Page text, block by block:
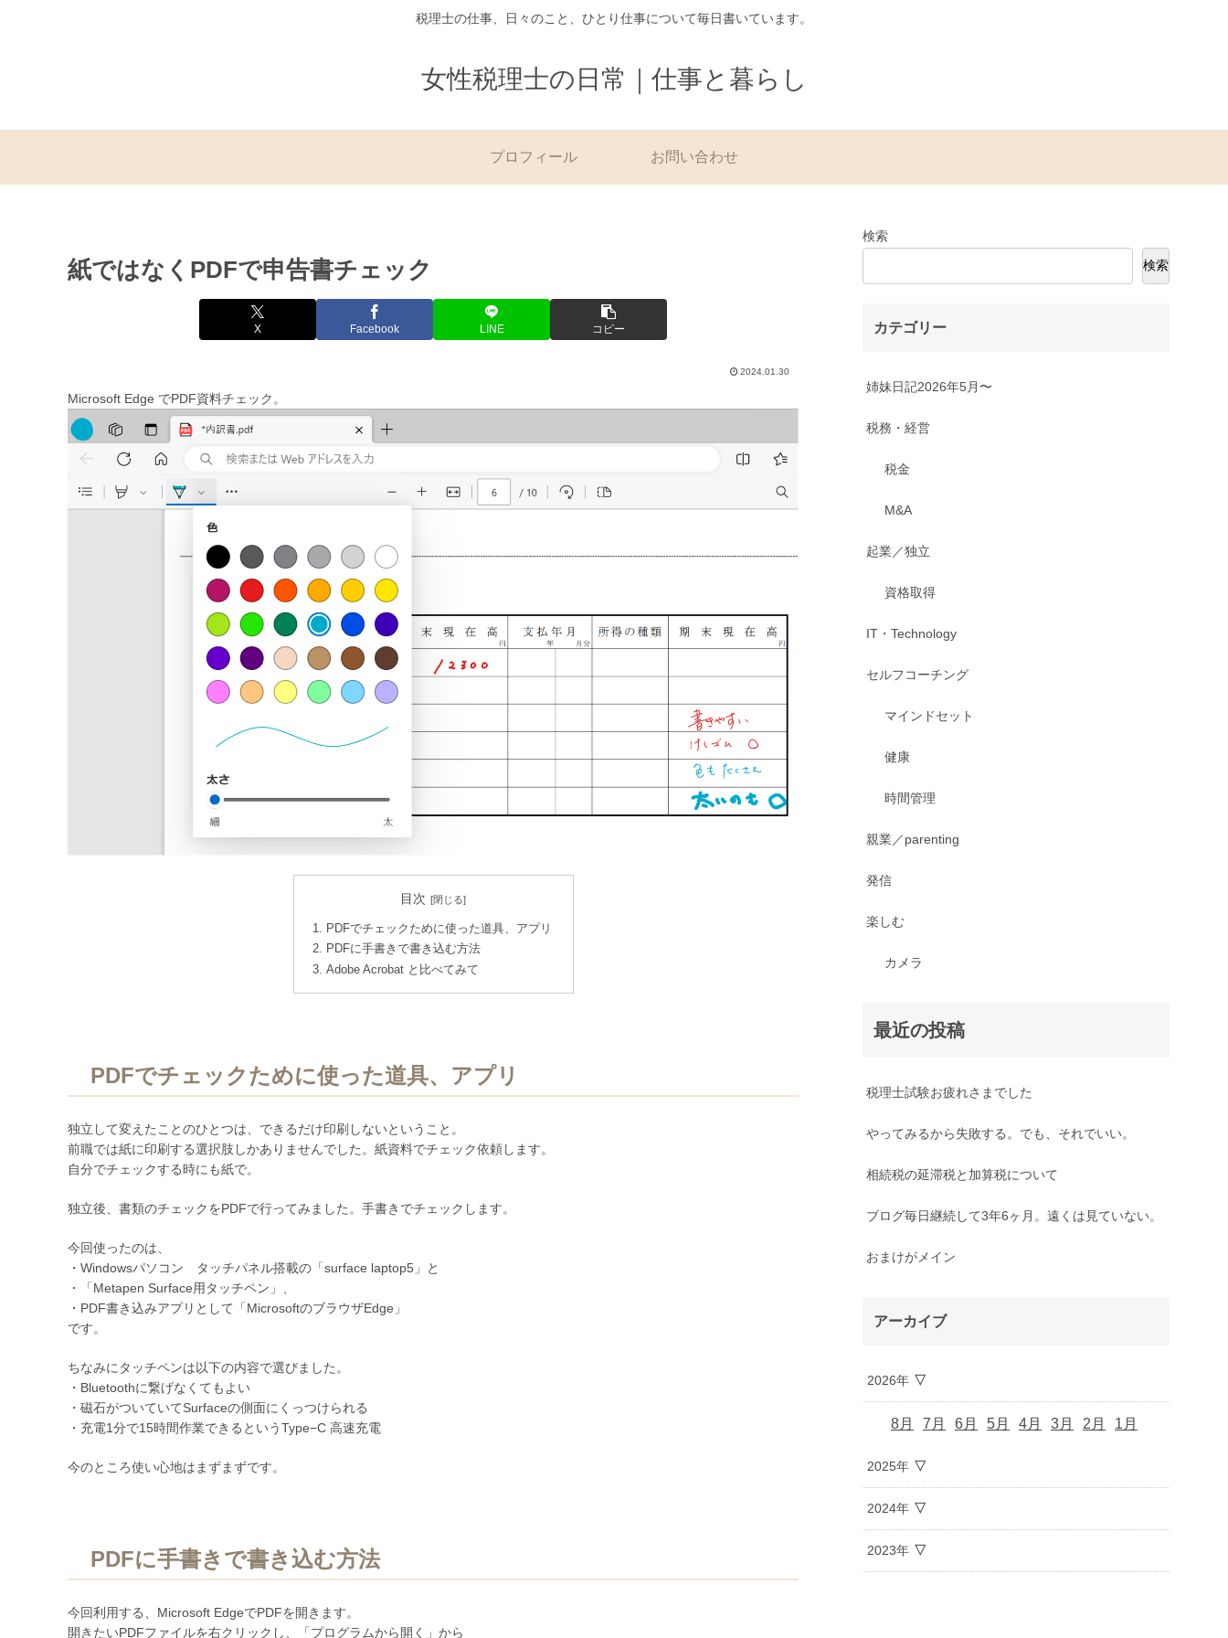
税理士の仕事、日々のこと、ひとり仕事について毎日書いています。
女性税理士の日常｜仕事と暮らし
プロフィール お問い合わせ
紙ではなくPDFで申告書チェック
X Facebook LINE コピー
2024.01.30
Microsoft Edge でPDF資料チェック。
目次
PDFでチェックために使った道具、アプリ
PDFに手書きで書き込む方法
Adobe Acrobat と比べてみて
PDFでチェックために使った道具、アプリ
独立して変えたことのひとつは、できるだけ印刷しないということ。
前職では紙に印刷する選択肢しかありませんでした。紙資料でチェック依頼します。
自分でチェックする時にも紙で。
独立後、書類のチェックをPDFで行ってみました。手書きでチェックします。
今回使ったのは、
・Windowsパソコン タッチパネル搭載の「surface laptop5」と
・「Metapen Surface用タッチペン」、
・PDF書き込みアプリとして「MicrosoftのブラウザEdge」
です。
ちなみにタッチペンは以下の内容で選びました。
・Bluetoothに繋げなくてもよい
・磁石がついていてSurfaceの側面にくっつけられる
・充電1分で15時間作業できるというType−C 高速充電
今のところ使い心地はまずまずです。
PDFに手書きで書き込む方法
今回利用する、Microsoft EdgeでPDFを開きます。
開きたいPDFファイルを右クリックし、「プログラムから開く」から
検索
検索
カテゴリー
姉妹日記2026年5月〜
税務・経営
税金
M&A
起業／独立
資格取得
IT・Technology
セルフコーチング
マインドセット
健康
時間管理
親業／parenting
発信
楽しむ
カメラ
最近の投稿
税理士試験お疲れさまでした
やってみるから失敗する。でも、それでいい。
相続税の延滞税と加算税について
ブログ毎日継続して3年6ヶ月。遠くは見ていない。
おまけがメイン
アーカイブ
2026年
8月 7月 6月 5月 4月 3月 2月 1月
2025年
2024年
2023年